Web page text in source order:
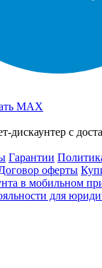
MAX
дискаунтер с
Гарантии
оферты
в мобильном
для